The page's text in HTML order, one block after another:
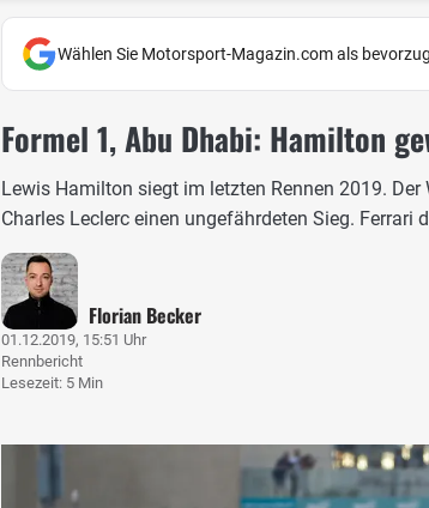
Fahrer & Teams
Bilder
Wählen Sie Motorsport-Magazin.com als
Formel 1, Abu Dhabi: Hamilton
Lewis Hamilton siegt im letzten Rennen 2019.
Charles Leclerc einen ungefährdeten Sieg. Ferrari
Florian Becker
01.12.2019, 15:51 Uhr
Rennbericht
Lesezeit: 5 Min